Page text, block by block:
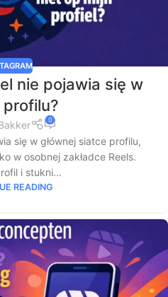
nie pojawia się w
profilu?
0
się w głównej siatce profilu,
w osobnej zakładce Reels.
i stukni...
READING